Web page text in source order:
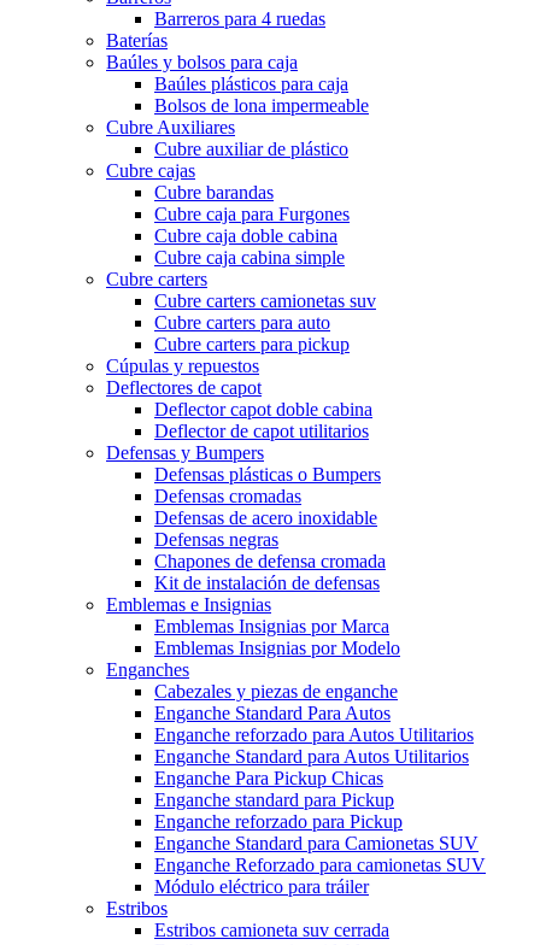
Barreros para 4 ruedas
Baterías
Baúles y bolsos para caja
Baúles plásticos para caja
Bolsos de lona impermeable
Cubre Auxiliares
Cubre auxiliar de plástico
Cubre cajas
Cubre barandas
Cubre caja para Furgones
Cubre caja doble cabina
Cubre caja cabina simple
Cubre carters
Cubre carters camionetas suv
Cubre carters para auto
Cubre carters para pickup
Cúpulas y repuestos
Deflectores de capot
Deflector capot doble cabina
Deflector de capot utilitarios
Defensas y Bumpers
Defensas plásticas o Bumpers
Defensas cromadas
Defensas de acero inoxidable
Defensas negras
Chapones de defensa cromada
Kit de instalación de defensas
Emblemas e Insignias
Emblemas Insignias por Marca
Emblemas Insignias por Modelo
Enganches
Cabezales y piezas de enganche
Enganche Standard Para Autos
Enganche reforzado para Autos Utilitarios
Enganche Standard para Autos Utilitarios
Enganche Para Pickup Chicas
Enganche standard para Pickup
Enganche reforzado para Pickup
Enganche Standard para Camionetas SUV
Enganche Reforzado para camionetas SUV
Módulo eléctrico para tráiler
Estribos
Estribos camioneta suv cerrada